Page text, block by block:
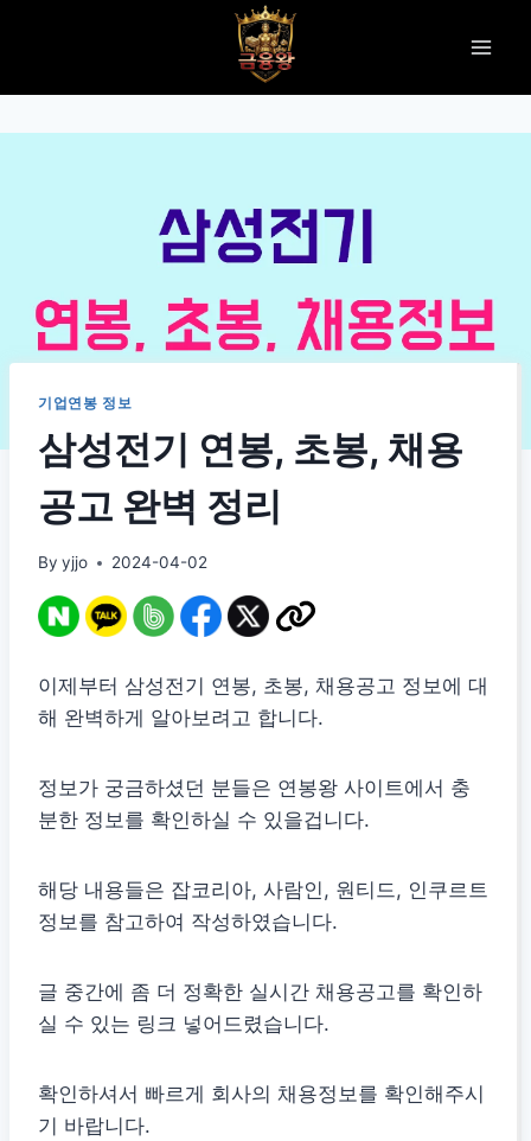
기업연봉 정보
삼성전기 연봉, 초봉, 채용
공고 완벽 정리
By yjjo 2024-04-02
이제부터 삼성전기 연봉, 초봉, 채용공고 정보에 대
해 완벽하게 알아보려고 합니다.
정보가 궁금하셨던 분들은 연봉왕 사이트에서 충
분한 정보를 확인하실 수 있을겁니다.
해당 내용들은 잡코리아, 사람인, 원티드, 인쿠르트
정보를 참고하여 작성하였습니다.
글 중간에 좀 더 정확한 실시간 채용공고를 확인하
실 수 있는 링크 넣어드렸습니다.
확인하셔서 빠르게 회사의 채용정보를 확인해주시
기 바랍니다.